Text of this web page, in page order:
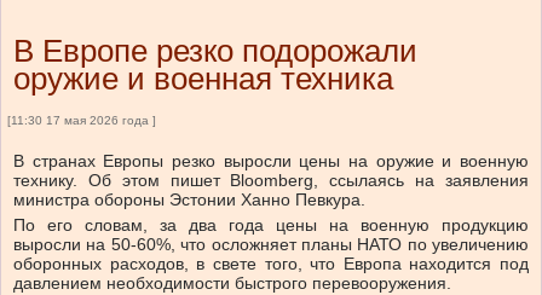
В Европе резко подорожали
оружие и военная техника
[11:30 17 мая 2026 года ]
В странах Европы резко выросли цены на оружие и военную
технику. Об этом пишет Bloomberg, ссылаясь на заявления
министра обороны Эстонии Ханно Певкура.
По его словам, за два года цены на военную продукцию
выросли на 50-60%, что осложняет планы НАТО по увеличению
оборонных расходов, в свете того, что Европа находится под
давлением необходимости быстрого перевооружения.